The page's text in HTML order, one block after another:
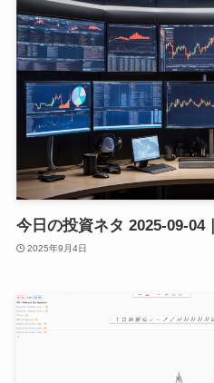
今日の投資ネタ 2025-09-04
2025年9月4日